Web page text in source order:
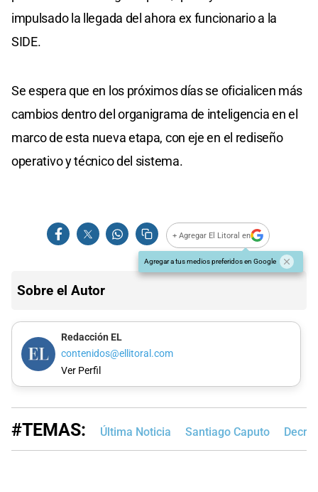
impulsado la llegada del ahora ex funcionario a la
SIDE.
Se espera que en los próximos días se oficialicen más
cambios dentro del organigrama de inteligencia en el
marco de esta nueva etapa, con eje en el rediseño
operativo y técnico del sistema.
+ Agregar El Litoral en
Agregar a tus medios preferidos en Google
Sobre el Autor
Redacción EL
contenidos@ellitoral.com
Ver Perfil
#TEMAS: Última Noticia Santiago Caputo